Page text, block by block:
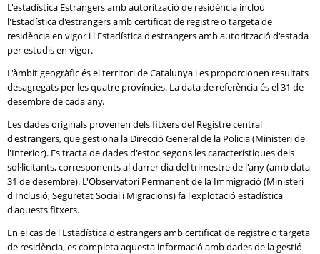
L'estadística Estrangers amb autorització de residència inclou
l'Estadística d'estrangers amb certificat de registre o targeta de
residència en vigor i l'Estadística d'estrangers amb autorització d'estada
per estudis en vigor.
L'àmbit geogràfic és el territori de Catalunya i es proporcionen resultats
desagregats per les quatre províncies. La data de referència és el 31 de
desembre de cada any.
Les dades originals provenen dels fitxers del Registre central
d'estrangers, que gestiona la Direcció General de la Policia (Ministeri de
l'Interior). Es tracta de dades d'estoc segons les característiques dels
sol·licitants, corresponents al darrer dia del trimestre de l'any (amb data
31 de desembre). L'Observatori Permanent de la Immigració (Ministeri
d'Inclusió, Seguretat Social i Migracions) fa l'explotació estadística
d'aquests fitxers.
En el cas de l'Estadística d'estrangers amb certificat de registre o targeta
de residència, es completa aquesta informació amb dades de la gestió